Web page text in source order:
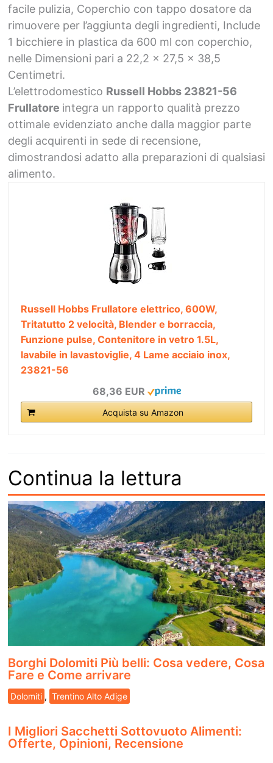
facile pulizia, Coperchio con tappo dosatore da
rimuovere per l’aggiunta degli ingredienti, Include
1 bicchiere in plastica da 600 ml con coperchio,
nelle Dimensioni pari a 22,2 x 27,5 x 38,5
Centimetri.
L’elettrodomestico Russell Hobbs 23821-56
Frullatore integra un rapporto qualità prezzo
ottimale evidenziato anche dalla maggior parte
degli acquirenti in sede di recensione,
dimostrandosi adatto alla preparazioni di qualsiasi
alimento.
Russell Hobbs Frullatore elettrico, 600W,
Tritatutto 2 velocità, Blender e borraccia,
Funzione pulse, Contenitore in vetro 1.5L,
lavabile in lavastoviglie, 4 Lame acciaio inox,
23821-56
68,36 EUR
Acquista su Amazon
Continua la lettura
Borghi Dolomiti Più belli: Cosa vedere, Cosa
Fare e Come arrivare
Dolomiti , Trentino Alto Adige
I Migliori Sacchetti Sottovuoto Alimenti:
Offerte, Opinioni, Recensione